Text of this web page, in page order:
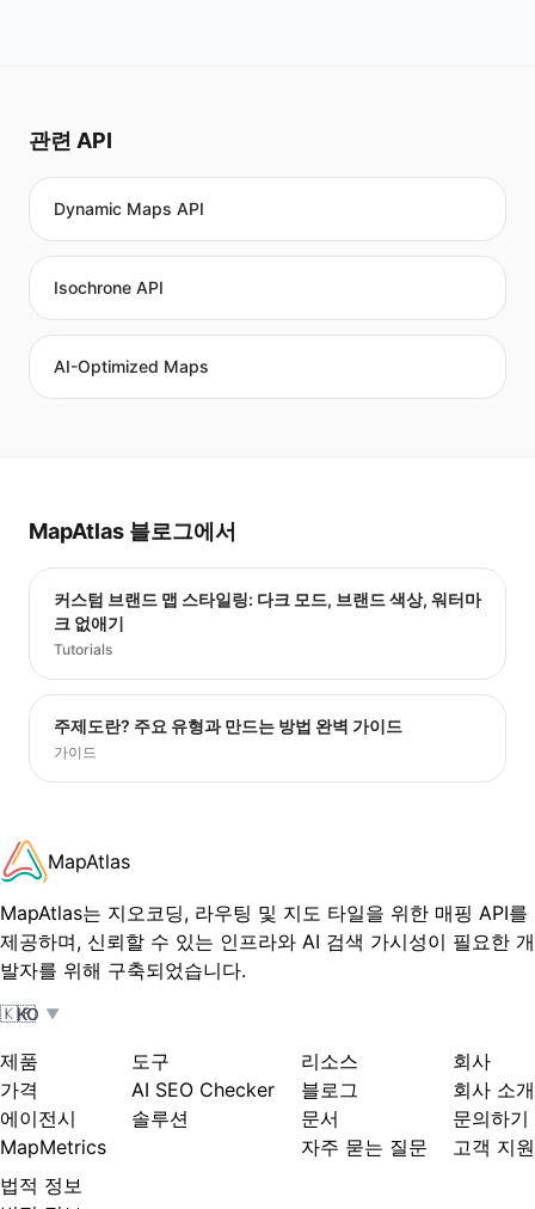
관련 API
Dynamic Maps API
Isochrone API
AI-Optimized Maps
MapAtlas 블로그에서
커스텀 브랜드 맵 스타일링: 다크 모드, 브랜드 색상, 워터마
크 없애기
Tutorials
주제도란? 주요 유형과 만드는 방법 완벽 가이드
가이드
MapAtlas
MapAtlas는 지오코딩, 라우팅 및 지도 타일을 위한 매핑 API를
제공하며, 신뢰할 수 있는 인프라와 AI 검색 가시성이 필요한 개
발자를 위해 구축되었습니다.
🇰🇷
KO ▼
제품
가격
에이전시
MapMetrics
도구
AI SEO Checker
솔루션
리소스
블로그
문서
자주 묻는 질문
회사
회사 소개
문의하기
고객 지원
법적 정보